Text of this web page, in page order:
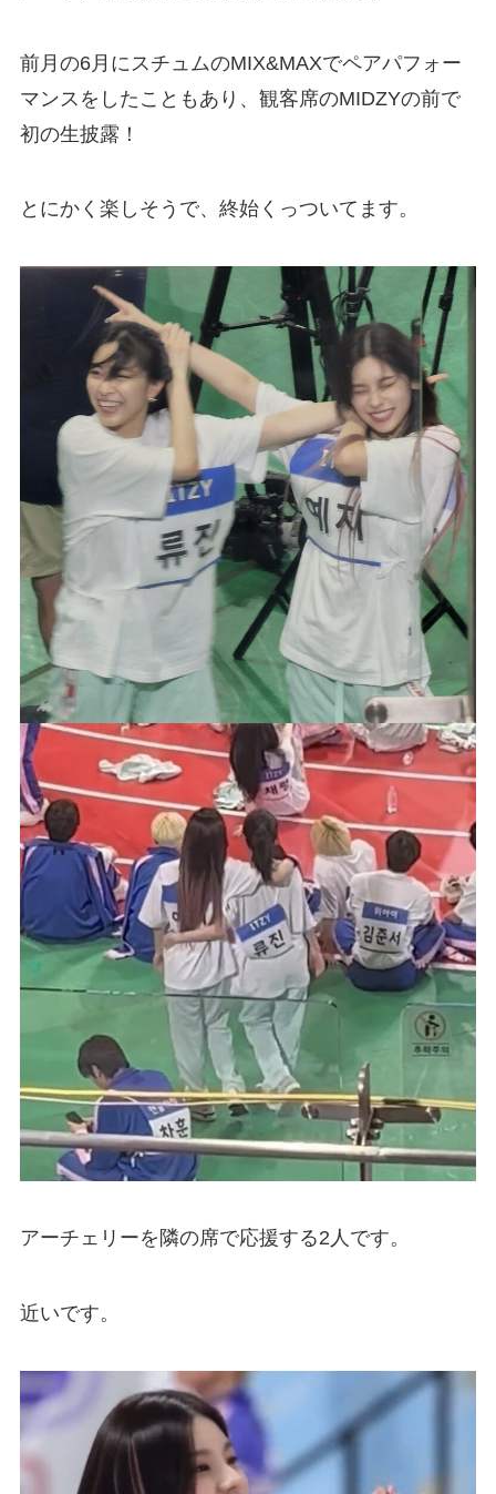
前月の6月にスチュムのMIX&MAXでペアパフォー
マンスをしたこともあり、観客席のMIDZYの前で
初の生披露！
とにかく楽しそうで、終始くっついてます。
アーチェリーを隣の席で応援する2人です。
近いです。